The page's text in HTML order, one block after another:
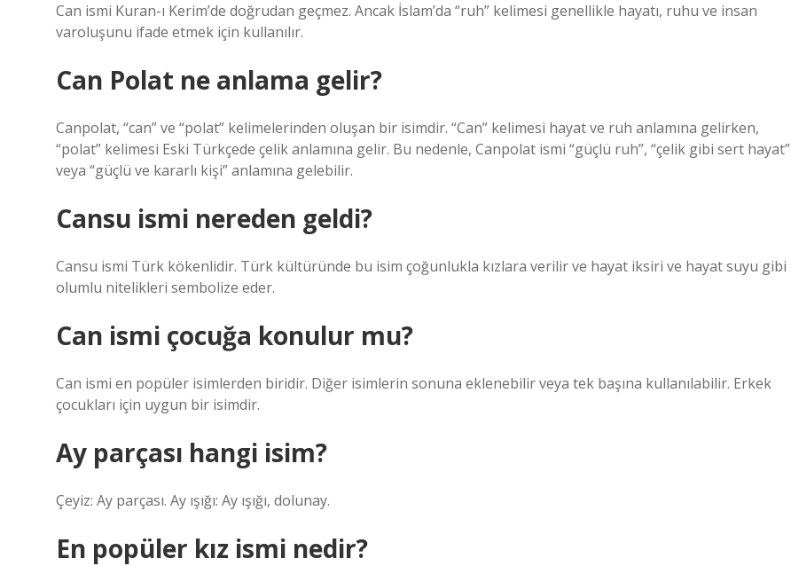
Can ismi Kuran-ı Kerim’de doğrudan geçmez. Ancak İslam’da “ruh” kelimesi genellikle hayatı, ruhu ve insan
varoluşunu ifade etmek için kullanılır.
Can Polat ne anlama gelir?
Canpolat, “can” ve “polat” kelimelerinden oluşan bir isimdir. “Can” kelimesi hayat ve ruh anlamına gelirken,
“polat” kelimesi Eski Türkçede çelik anlamına gelir. Bu nedenle, Canpolat ismi “güçlü ruh”, “çelik gibi sert hayat”
veya “güçlü ve kararlı kişi” anlamına gelebilir.
Cansu ismi nereden geldi?
Cansu ismi Türk kökenlidir. Türk kültüründe bu isim çoğunlukla kızlara verilir ve hayat iksiri ve hayat suyu gibi
olumlu nitelikleri sembolize eder.
Can ismi çocuğa konulur mu?
Can ismi en popüler isimlerden biridir. Diğer isimlerin sonuna eklenebilir veya tek başına kullanılabilir. Erkek
çocukları için uygun bir isimdir.
Ay parçası hangi isim?
Çeyiz: Ay parçası. Ay ışığı: Ay ışığı, dolunay.
En popüler kız ismi nedir?